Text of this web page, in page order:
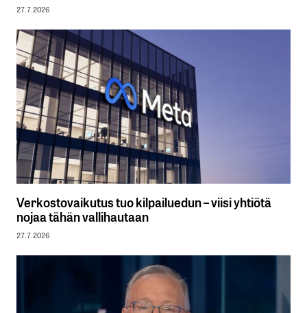
27.7.2026
Verkostovaikutus tuo kilpailuedun – viisi yhtiötä
nojaa tähän vallihautaan
27.7.2026